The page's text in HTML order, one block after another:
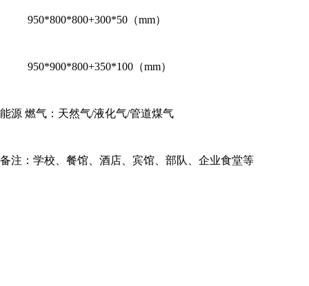
950*800*800+300*50（mm）
950*900*800+350*100（mm）
能源 燃气：天然气/液化气/管道煤气
备注：学校、餐馆、酒店、宾馆、部队、企业食堂等